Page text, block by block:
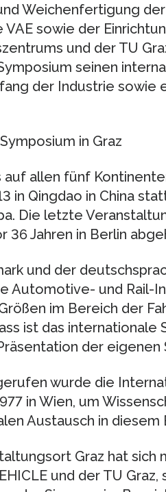
Weichenfertigung
sowie der
und der TU
seinen
der Industrie sowie
in Graz
auf allen fünf
in Qingdao in China
Die letzte
36 Jahren in Berlin
und der
Automotive- und Rail-
im Bereich der
ist das internationale
der eigenen
wurde die
in Wien, um
Austausch in diesem
Graz hat
und der TU